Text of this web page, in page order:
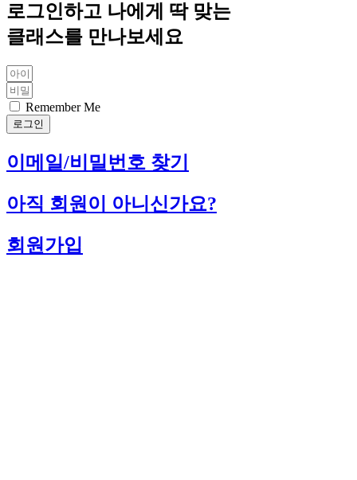
로그인하고 나에게 딱 맞는
클래스를 만나보세요
Remember Me
로그인
이메일/비밀번호 찾기
아직 회원이 아니신가요?
회원가입